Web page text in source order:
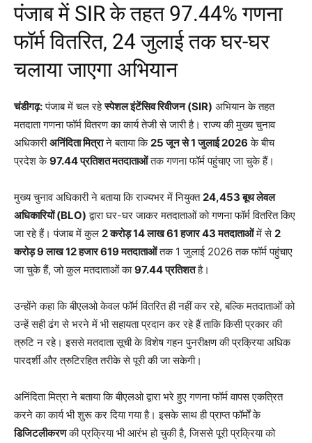
पंजाब में SIR के तहत 97.44% गणना
फॉर्म वितरित, 24 जुलाई तक घर-घर
चलाया जाएगा अभियान
चंडीगढ़:पंजाब में चल रहेस्पेशल इंटेंसिव रिवीजन (SIR) अभियान के तहत
मतदाता गणना फॉर्म वितरण का कार्य तेजी से जारी है। राज्य की मुख्य चुनाव
अधिकारीअनिंदिता मित्राने बताया कि25 जून से 1 जुलाई 2026 के बीच
प्रदेश के97.44 प्रतिशत मतदाताओंतक गणना फॉर्म पहुंचाए जा चुके हैं।
मुख्य चुनाव अधिकारी ने बताया कि राज्यभर में नियुक्त24,453 बूथ लेवल
अधिकारियों (BLO) द्वारा घर-घर जाकर मतदाताओं को गणना फॉर्म वितरित किए
जा रहे हैं। पंजाब में कुल 2 करोड़ 14 लाख 61 हजार 43 मतदाताओंमें से2
करोड़ 9 लाख 12 हजार 619 मतदाताओंतक 1 जुलाई 2026 तक फॉर्म पहुंचाए
जा चुके हैं, जो कुल मतदाताओं का97.44 प्रतिशतहै।
उन्होंने कहा कि बीएलओ केवल फॉर्म वितरित ही नहीं कर रहे, बल्कि मतदाताओं को
उन्हें सही ढंग से भरने में भी सहायता प्रदान कर रहे हैं ताकि किसी प्रकार की
त्रुटि न रहे। इससे मतदाता सूची के विशेष गहन पुनरीक्षण की प्रक्रिया अधिक
पारदर्शी और त्रुटिरहित तरीके से पूरी की जा सकेगी।
अनिंदिता मित्रा ने बताया कि बीएलओ द्वारा भरे हुए गणना फॉर्म वापस एकत्रित
करने का कार्य भी शुरू कर दिया गया है। इसके साथ ही प्राप्त फॉर्मों के
डिजिटलीकरणकी प्रक्रिया भी आरंभ हो चुकी है, जिससे पूरी प्रक्रिया को